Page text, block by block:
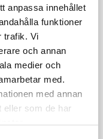
anpassa innehållet
funktioner
trafik. Vi
och annan
medier och
med.
med annan
eller som de har
västsvenska
ner och sedan
låga tonen
Först
höga tonen
på